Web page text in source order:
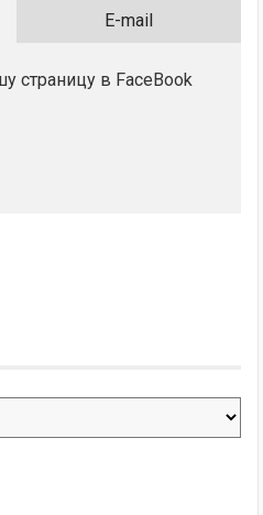
E-mail
страницу в FaceBook